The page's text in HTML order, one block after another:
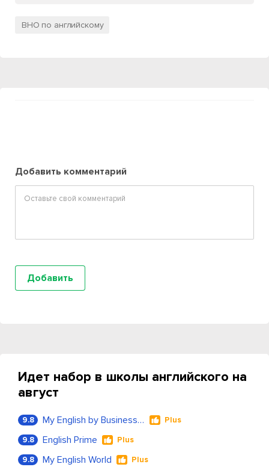
ВНО по английскому
Добавить комментарий
Идет набор в школы английского на
август
9.8 My English by Business Language Plus
9.8 English Prime Plus
9.8 My English World Plus